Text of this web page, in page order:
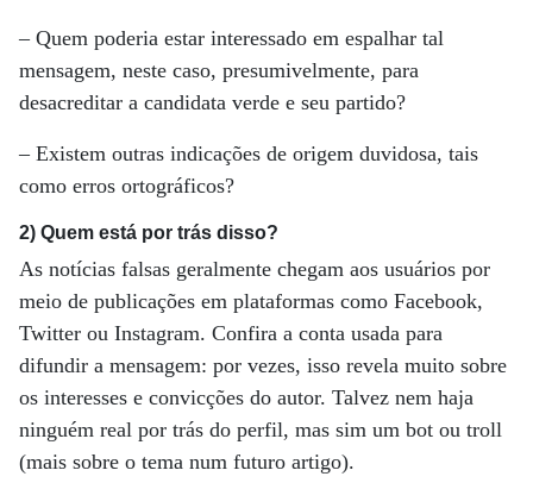
– Quem poderia estar interessado em espalhar tal
mensagem, neste caso, presumivelmente, para
desacreditar a candidata verde e seu partido?
– Existem outras indicações de origem duvidosa, tais
como erros ortográficos?
2) Quem está por trás disso?
As notícias falsas geralmente chegam aos usuários por
meio de publicações em plataformas como Facebook,
Twitter ou Instagram. Confira a conta usada para
difundir a mensagem: por vezes, isso revela muito sobre
os interesses e convicções do autor. Talvez nem haja
ninguém real por trás do perfil, mas sim um bot ou troll
(mais sobre o tema num futuro artigo).